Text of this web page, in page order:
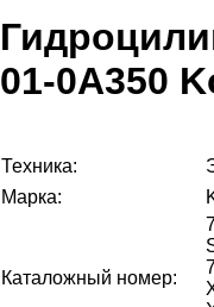
01-0A350
Техника:
Марка:
Каталожный номер: